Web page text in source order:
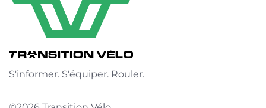
S'informer. S'équiper. Rouler.